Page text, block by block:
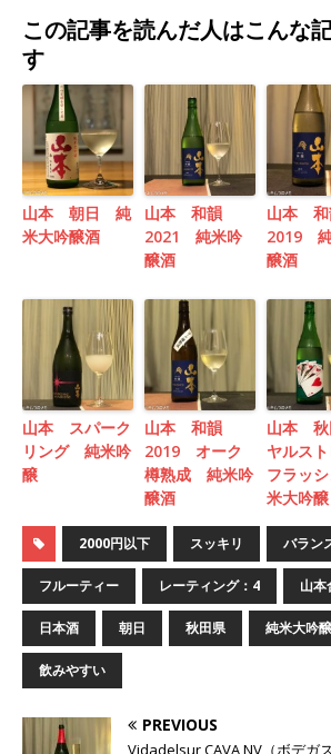
この記事を読んだ人はこんな
す
山本 朝日 純
米大吟醸酒
山本 和韻
2021 純米吟
醸酒
山本
2019
醸酒
山本 スパーク
リング 純米吟
醸
山本 和韻
2019 オーク
樽熟成 純米吟
醸酒
山本 秋
ヤルス
フラッ
米大吟醸
2000円以下 スッキリ バラン
フルーティー レーティング：4 山本
日本酒 朝日 秋田県 純米大吟醸
飲みやすい
PREVIOUS
Vidadelsur CAVA NV（ボデガ